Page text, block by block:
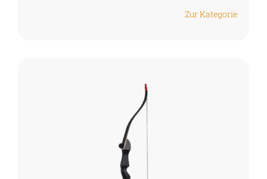
Zur Kategorie